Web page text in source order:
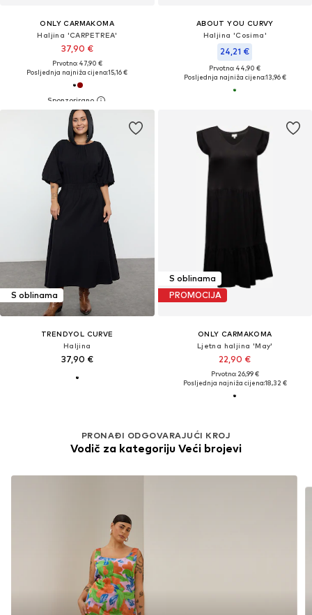
ONLY CARMAKOMA
Haljina 'CARPETREA'
37,90 €
Prvotno: 47,90 €
Posljednja najniža cijena:15,16 €
ABOUT YOU CURVY
Haljina 'Cosima'
24,21 €
Prvotno: 44,90 €
Posljednja najniža cijena:13,96 €
S oblinama
TRENDYOL CURVE
Haljina
37,90 €
S oblinama
PROMOCIJA
ONLY CARMAKOMA
Ljetna haljina 'May'
22,90 €
Prvotno: 26,99 €
Posljednja najniža cijena:18,32 €
PRONAĐI ODGOVARAJUĆI KROJ
Vodič za kategoriju Veći brojevi